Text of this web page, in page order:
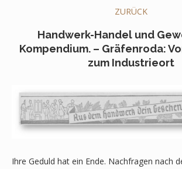
ZURÜCK
Handwerk-Handel und
Kompendium. – Gräfenroda:
zum Industrieort
Ihre Geduld hat ein Ende. Nachfragen nach